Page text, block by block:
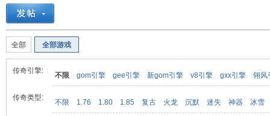
»
全部 全部游戏
传奇引擎:
不限 gom引擎 gee引擎 新gom引擎 v8引擎 gxx引擎 翎风
传奇类型:
不限 1.76 1.80 1.85 复古 火龙 沉默 迷失 神器 冰雪